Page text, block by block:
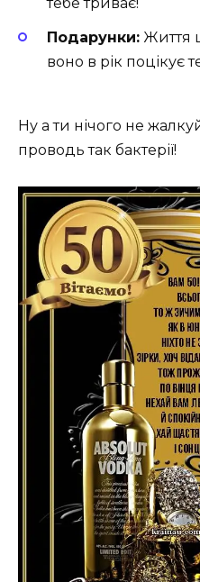
Подарунки: Життя
воно в рік поцікує
Ну а ти нічого не
проводь так бактерії!